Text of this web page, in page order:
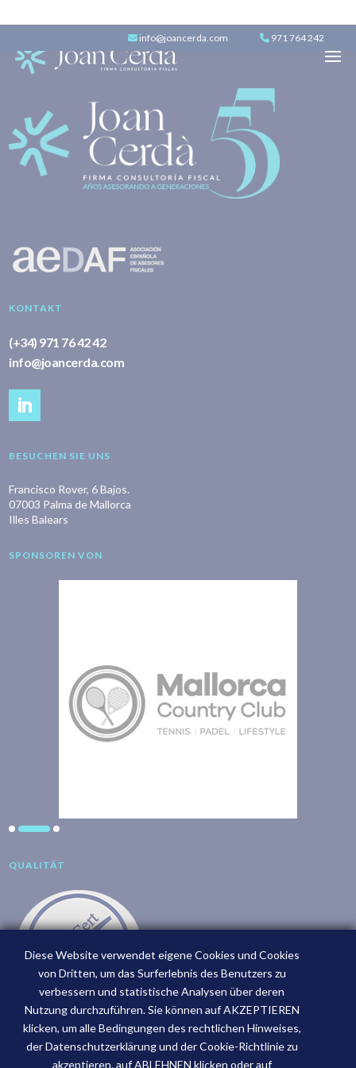
info@joancerda.com 971 764 242
KONTAKT
(+34) 971 76 42 42
info@joancerda.com
BESUCHEN SIE UNS
Francisco Rover, 6 Bajos.
07003 Palma de Mallorca
Illes Balears
SPONSOREN VON
QUALITÄT
Diese Website verwendet eigene Cookies und Cookies
von Dritten, um das Surferlebnis des Benutzers zu
verbessern und statistische Analysen über deren
Nutzung durchzuführen. Sie können auf AKZEPTIEREN
klicken, um alle Bedingungen des rechtlichen Hinweises,
der Datenschutzerklärung und der Cookie-Richtlinie zu
akzeptieren, auf ABLEHNEN klicken oder auf